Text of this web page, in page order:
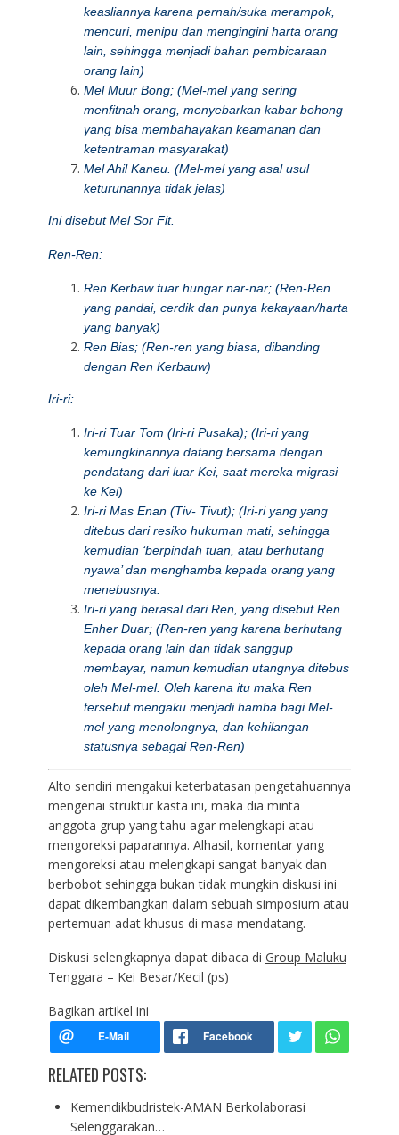
keasliannya karena pernah/suka merampok,
mencuri, menipu dan mengingini harta orang
lain, sehingga menjadi bahan pembicaraan
orang lain)
Mel Muur Bong; (Mel-mel yang sering
menfitnah orang, menyebarkan kabar bohong
yang bisa membahayakan keamanan dan
ketentraman masyarakat)
Mel Ahil Kaneu. (Mel-mel yang asal usul
keturunannya tidak jelas)
Ini disebut Mel Sor Fit.
Ren-Ren:
Ren Kerbaw fuar hungar nar-nar; (Ren-Ren
yang pandai, cerdik dan punya kekayaan/harta
yang banyak)
Ren Bias; (Ren-ren yang biasa, dibanding
dengan Ren Kerbauw)
Iri-ri:
Iri-ri Tuar Tom (Iri-ri Pusaka); (Iri-ri yang
kemungkinannya datang bersama dengan
pendatang dari luar Kei, saat mereka migrasi
ke Kei)
Iri-ri Mas Enan (Tiv- Tivut); (Iri-ri yang yang
ditebus dari resiko hukuman mati, sehingga
kemudian ‘berpindah tuan, atau berhutang
nyawa’ dan menghamba kepada orang yang
menebusnya.
Iri-ri yang berasal dari Ren, yang disebut Ren
Enher Duar; (Ren-ren yang karena berhutang
kepada orang lain dan tidak sanggup
membayar, namun kemudian utangnya ditebus
oleh Mel-mel. Oleh karena itu maka Ren
tersebut mengaku menjadi hamba bagi Mel-
mel yang menolongnya, dan kehilangan
statusnya sebagai Ren-Ren)
Alto sendiri mengakui keterbatasan pengetahuannya
mengenai struktur kasta ini, maka dia minta
anggota grup yang tahu agar melengkapi atau
mengoreksi paparannya. Alhasil, komentar yang
mengoreksi atau melengkapi sangat banyak dan
berbobot sehingga bukan tidak mungkin diskusi ini
dapat dikembangkan dalam sebuah simposium atau
pertemuan adat khusus di masa mendatang.
Diskusi selengkapnya dapat dibaca di Group Maluku
Tenggara – Kei Besar/Kecil (ps)
Bagikan artikel ini
RELATED POSTS:
Kemendikbudristek-AMAN Berkolaborasi
Selenggarakan…